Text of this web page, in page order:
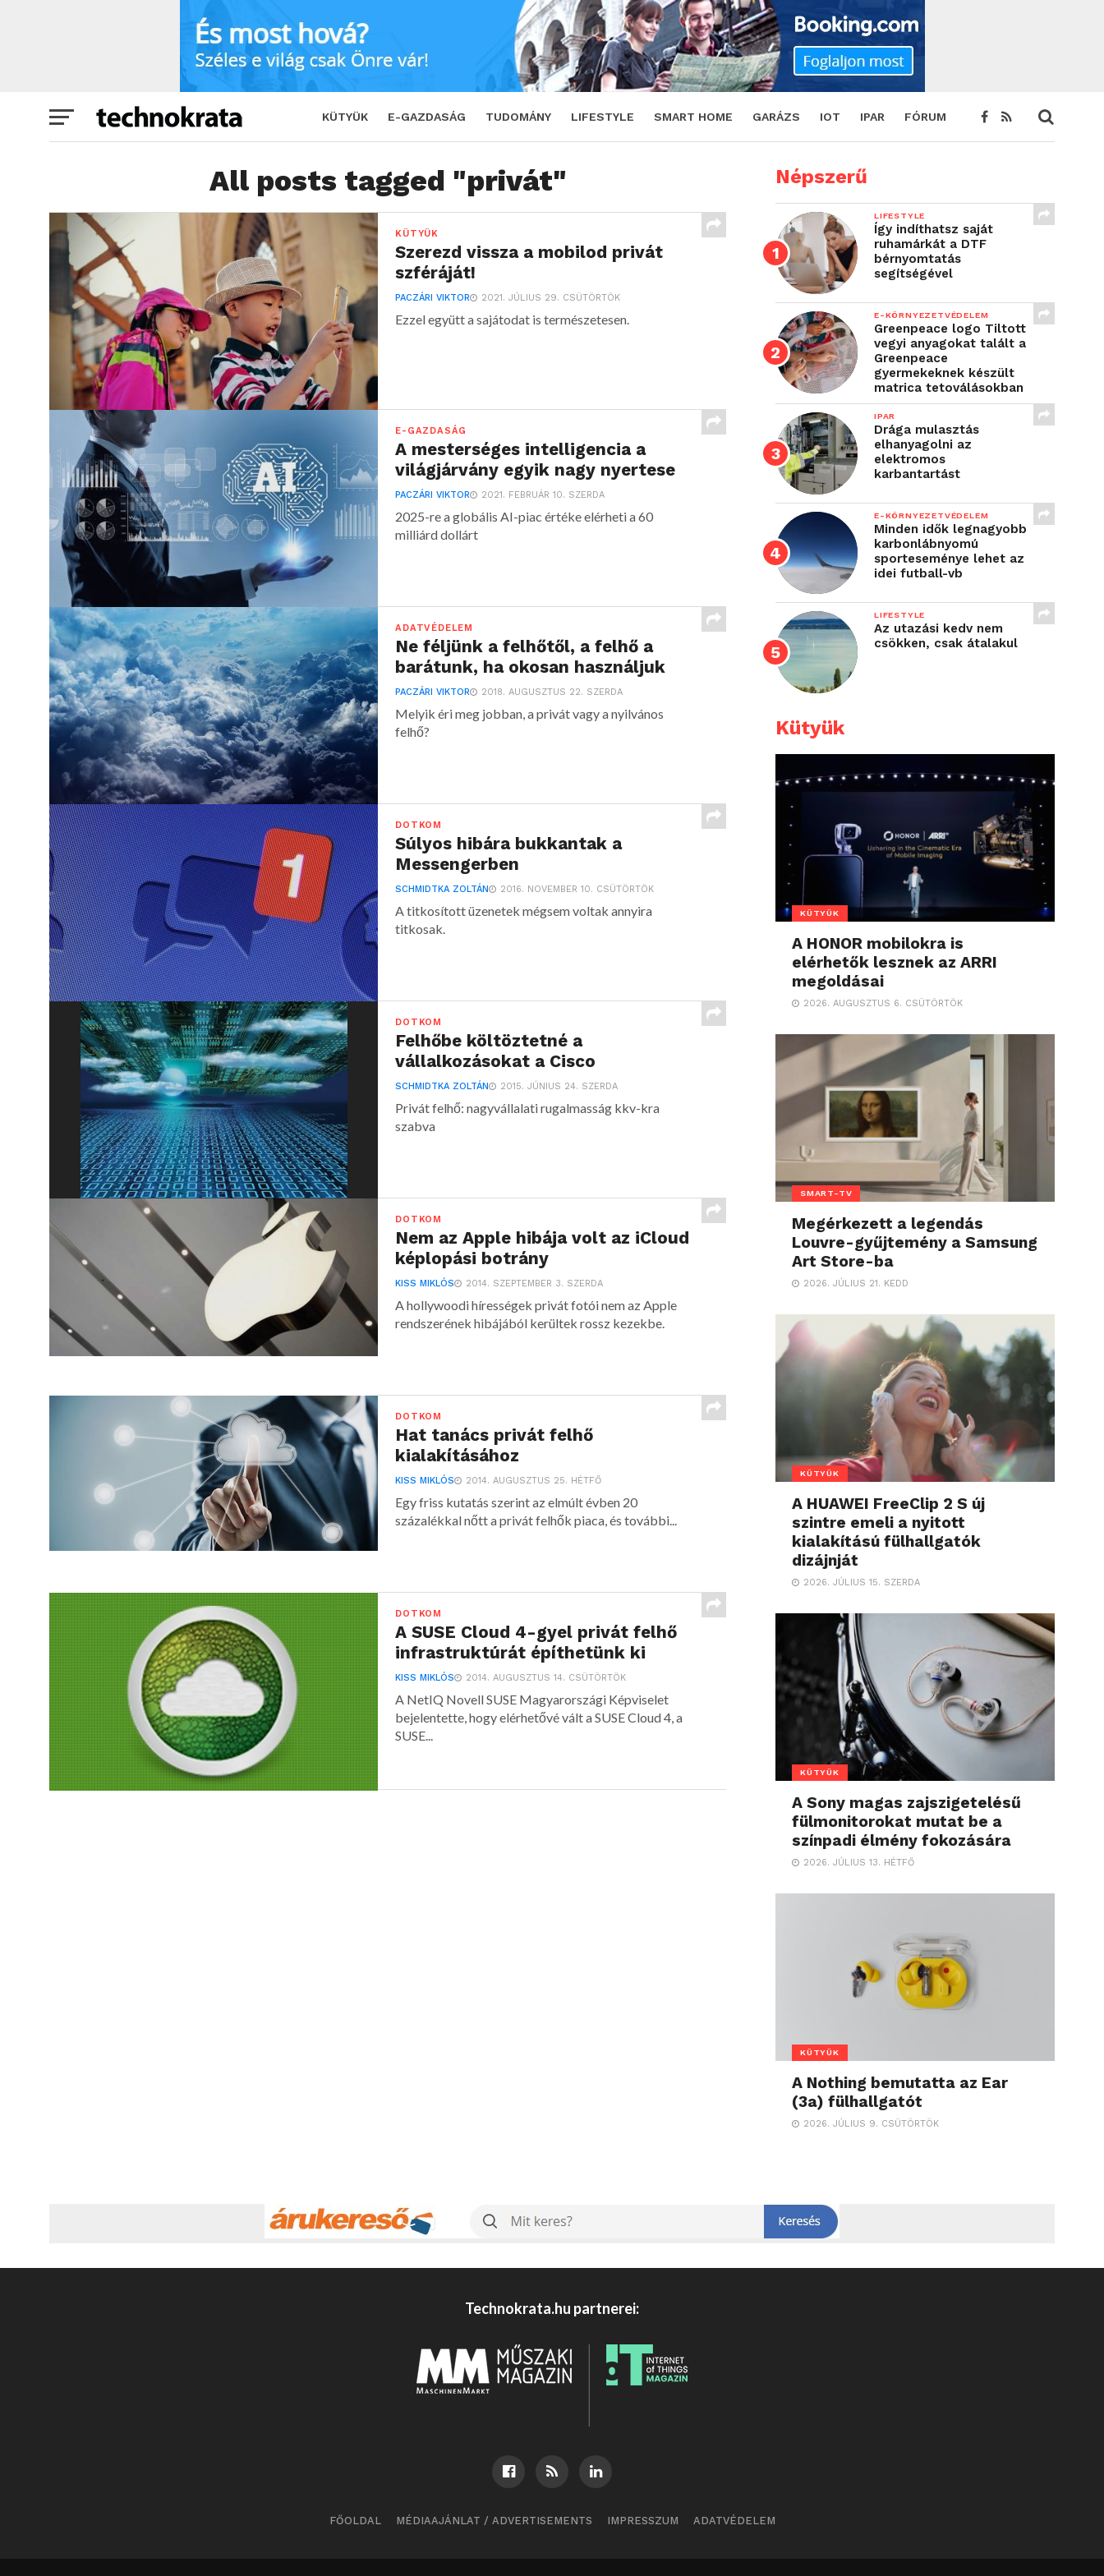
KÜTYÜK E-GAZDASÁG TUDOMÁNY LIFESTYLE SMART HOME GARÁZS IOT IPAR FÓRUM
All posts tagged "privát"
KÜTYÜK
Szerezd vissza a mobilod privát
szféráját!
PACZÁRI VIKTOR 2021. JÚLIUS 29. CSÜTÖRTÖK
Ezzel együtt a sajátodat is természetesen.
E-GAZDASÁG
A mesterséges intelligencia a
világjárvány egyik nagy nyertese
PACZÁRI VIKTOR 2021. FEBRUÁR 10. SZERDA
2025-re a globális AI-piac értéke elérheti a 60
milliárd dollárt
ADATVÉDELEM
Ne féljünk a felhőtől, a felhő a
barátunk, ha okosan használjuk
PACZÁRI VIKTOR 2018. AUGUSZTUS 22. SZERDA
Melyik éri meg jobban, a privát vagy a nyilvános
felhő?
DOTKOM
Súlyos hibára bukkantak a
Messengerben
SCHMIDTKA ZOLTÁN 2016. NOVEMBER 10. CSÜTÖRTÖK
A titkosított üzenetek mégsem voltak annyira
titkosak.
DOTKOM
Felhőbe költöztetné a
vállalkozásokat a Cisco
SCHMIDTKA ZOLTÁN 2015. JÚNIUS 24. SZERDA
Privát felhő: nagyvállalati rugalmasság kkv-kra
szabva
DOTKOM
Nem az Apple hibája volt az iCloud
képlopási botrány
KISS MIKLÓS 2014. SZEPTEMBER 3. SZERDA
A hollywoodi hírességek privát fotói nem az Apple
rendszerének hibájából kerültek rossz kezekbe.
DOTKOM
Hat tanács privát felhő
kialakításához
KISS MIKLÓS 2014. AUGUSZTUS 25. HÉTFŐ
Egy friss kutatás szerint az elmúlt évben 20
százalékkal nőtt a privát felhők piaca, és további...
DOTKOM
A SUSE Cloud 4-gyel privát felhő
infrastruktúrát építhetünk ki
KISS MIKLÓS 2014. AUGUSZTUS 14. CSÜTÖRTÖK
A NetIQ Novell SUSE Magyarországi Képviselet
bejelentette, hogy elérhetővé vált a SUSE Cloud 4, a
SUSE...
Népszerű
LIFESTYLE
Így indíthatsz saját
ruhamárkát a DTF
bérnyomtatás
segítségével
E-KÖRNYEZETVÉDELEM
Greenpeace logo Tiltott
vegyi anyagokat talált a
Greenpeace
gyermekeknek készült
matrica tetoválásokban
IPAR
Drága mulasztás
elhanyagolni az
elektromos
karbantartást
E-KÖRNYEZETVÉDELEM
Minden idők legnagyobb
karbonlábnyomú
sporteseménye lehet az
idei futball-vb
LIFESTYLE
Az utazási kedv nem
csökken, csak átalakul
Kütyük
KÜTYÜK
A HONOR mobilokra is
elérhetők lesznek az ARRI
megoldásai
2026. AUGUSZTUS 6. CSÜTÖRTÖK
SMART-TV
Megérkezett a legendás
Louvre-gyűjtemény a Samsung
Art Store-ba
2026. JÚLIUS 21. KEDD
KÜTYÜK
A HUAWEI FreeClip 2 S új
szintre emeli a nyitott
kialakítású fülhallgatók
dizájnját
2026. JÚLIUS 15. SZERDA
KÜTYÜK
A Sony magas zajszigetelésű
fülmonitorokat mutat be a
színpadi élmény fokozására
2026. JÚLIUS 13. HÉTFŐ
KÜTYÜK
A Nothing bemutatta az Ear
(3a) fülhallgatót
2026. JÚLIUS 9. CSÜTÖRTÖK
Technokrata.hu partnerei:
FŐOLDAL MÉDIAAJÁNLAT / ADVERTISEMENTS IMPRESSZUM ADATVÉDELEM